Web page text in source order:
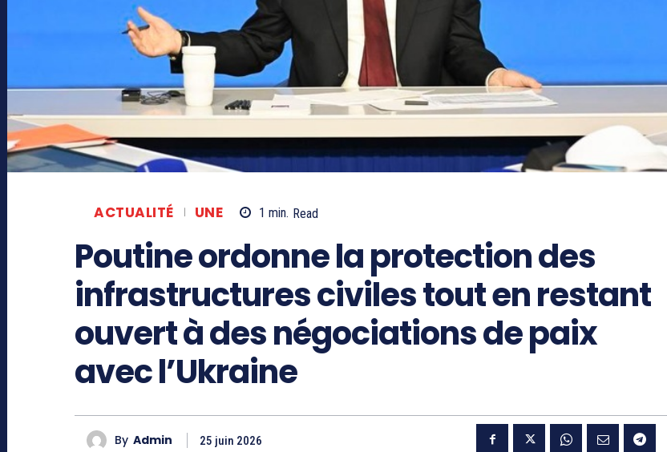
ACTUALITÉ UNE 1 min. Read
Poutine ordonne la protection des
infrastructures civiles tout en restant
ouvert à des négociations de paix
avec l’Ukraine
By Admin 25 juin 2026